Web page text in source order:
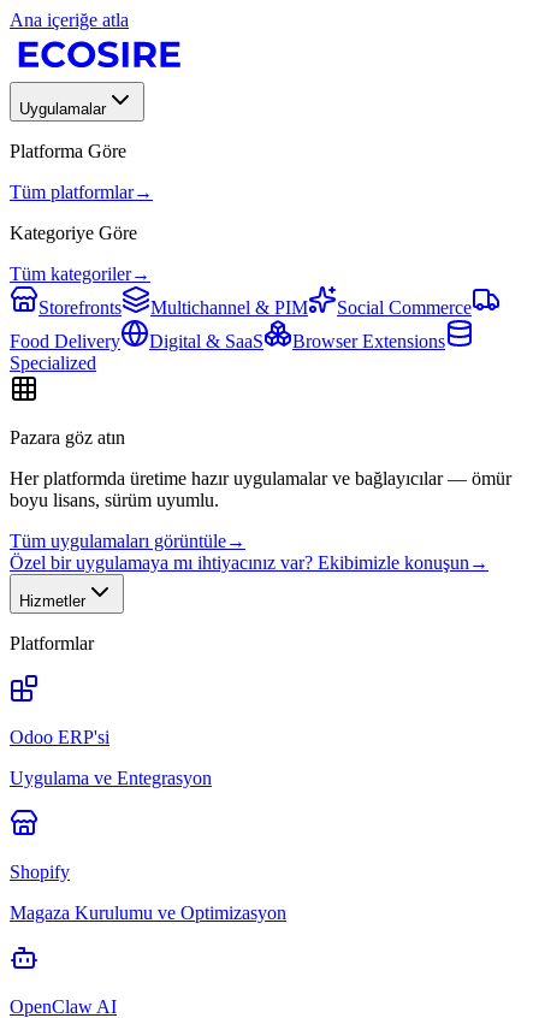
Ana içeriğe atla
Uygulamalar
Platforma Göre
Tüm platformlar→
Kategoriye Göre
Tüm kategoriler→
Storefronts
Multichannel & PIM
Social Commerce
Food Delivery
Digital & SaaS
Browser Extensions
Specialized
Pazara göz atın
Her platformda üretime hazır uygulamalar ve bağlayıcılar — ömür
boyu lisans, sürüm uyumlu.
Tüm uygulamaları görüntüle→
Özel bir uygulamaya mı ihtiyacınız var? Ekibimizle konuşun →
Hizmetler
Platformlar
Odoo ERP'si
Uygulama ve Entegrasyon
Shopify
Magaza Kurulumu ve Optimizasyon
OpenClaw AI